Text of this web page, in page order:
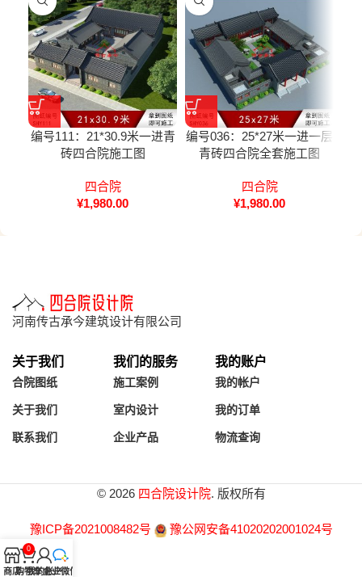
编号111：21*30.9米一进青
砖四合院施工图
四合院
¥1,980.00
编号036：25*27米一进一层
青砖四合院全套施工图
四合院
¥1,980.00
河南传古承今建筑设计有限公司
关于我们
合院图纸
关于我们
联系我们
我们的服务
施工案例
室内设计
企业产品
我的账户
我的帐户
我的订单
物流查询
© 2026 四合院设计院. 版权所有
豫ICP备2021008482号 豫公网安备41020202001024号
商店
0
购物车我的帐户
企业微信